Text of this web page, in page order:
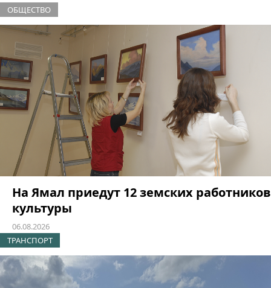
ОБЩЕСТВО
На Ямал приедут 12 земских работников
культуры
06.08.2026
ТРАНСПОРТ